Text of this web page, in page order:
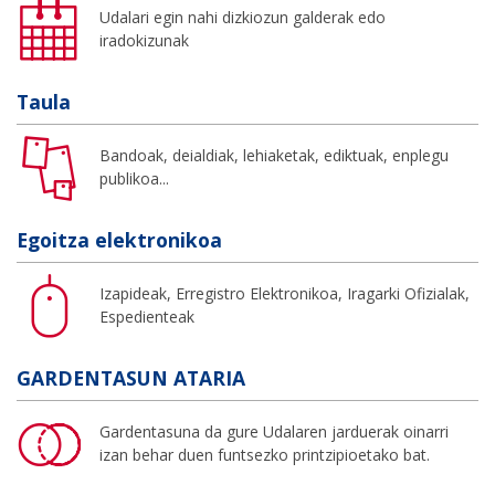
Udalari egin nahi dizkiozun galderak edo
iradokizunak
Taula
Bandoak, deialdiak, lehiaketak, ediktuak, enplegu
publikoa...
Egoitza elektronikoa
Izapideak, Erregistro Elektronikoa, Iragarki Ofizialak,
Espedienteak
GARDENTASUN ATARIA
Gardentasuna da gure Udalaren jarduerak oinarri
izan behar duen funtsezko printzipioetako bat.